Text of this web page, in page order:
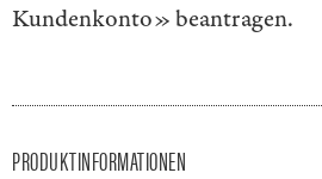
Kundenkonto»beantragen.
PRODUKTINFORMATIONEN